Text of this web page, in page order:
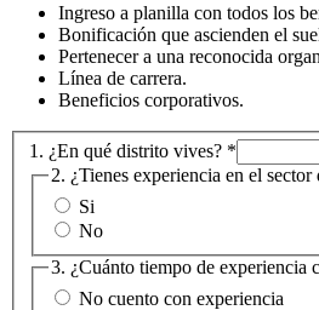
Ingreso a planilla con todos los
Bonificación que ascienden el
Pertenecer a una reconocida
Línea de carrera.
Beneficios corporativos.
1. ¿En qué distrito vives? *
2. ¿Tienes experiencia en el
Si
No
3. ¿Cuánto tiempo de experiencia
No cuento con experiencia